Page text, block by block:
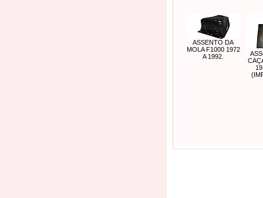
ASSENTO DA
MOLA F1000 1972
A 1992.